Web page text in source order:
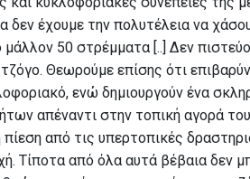
δεν έχουμε την πολυτέλεια να
50 στρέμματα [..] Δεν
Θεωρούμε επίσης ότι
ενώ δημιουργούν ένα
απέναντι στην τοπική αγορά
από τις υπερτοπικές
Τίποτα από όλα αυτά βέβαια δεν